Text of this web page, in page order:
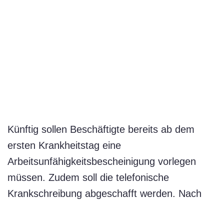
Künftig sollen Beschäftigte bereits ab dem
ersten Krankheitstag eine
Arbeitsunfähigkeitsbescheinigung vorlegen
müssen. Zudem soll die telefonische
Krankschreibung abgeschafft werden. Nach